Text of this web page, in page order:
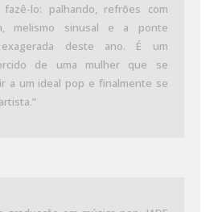
lo: palhando, refrões com
melismo sinusal e a ponte
deste ano. É um
de uma mulher que se
a um ideal pop e finalmente se